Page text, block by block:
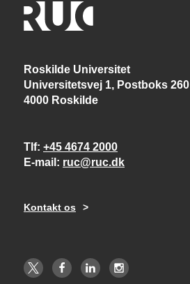
Roskilde Universitet
Universitetsvej 1, Postboks 260
4000 Roskilde
Tlf +45 4674 2000
E-mail
ruc@ruc.dk
Kontakt os